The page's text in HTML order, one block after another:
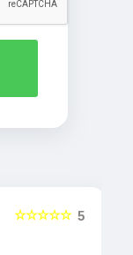
5
☆☆☆☆☆